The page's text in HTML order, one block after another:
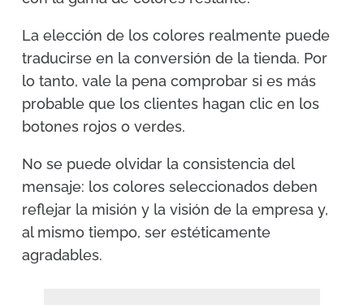
La elección de los colores realmente puede
traducirse en la conversión de la tienda. Por
lo tanto, vale la pena comprobar si es más
probable que los clientes hagan clic en los
botones rojos o verdes.
No se puede olvidar la consistencia del
mensaje: los colores seleccionados deben
reflejar la misión y la visión de la empresa y,
al mismo tiempo, ser estéticamente
agradables.